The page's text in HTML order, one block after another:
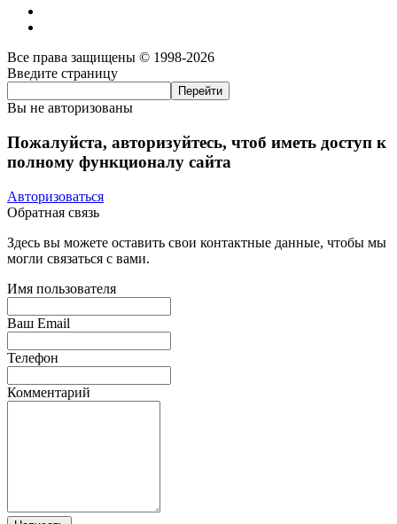
Все права защищены © 1998-2026
Введите страницу
Вы не авторизованы
Пожалуйста, авторизуйтесь, чтоб иметь доступ к
полному функционалу сайта
Авторизоваться
Обратная связь
Здесь вы можете оставить свои контактные данные, чтобы мы
могли связаться с вами.
Имя пользователя
Ваш Email
Телефон
Комментарий